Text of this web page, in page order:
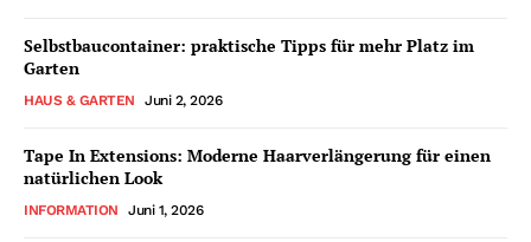
Selbstbaucontainer: praktische Tipps für mehr Platz im
Garten
HAUS & GARTEN Juni 2, 2026
Tape In Extensions: Moderne Haarverlängerung für einen
natürlichen Look
INFORMATION Juni 1, 2026